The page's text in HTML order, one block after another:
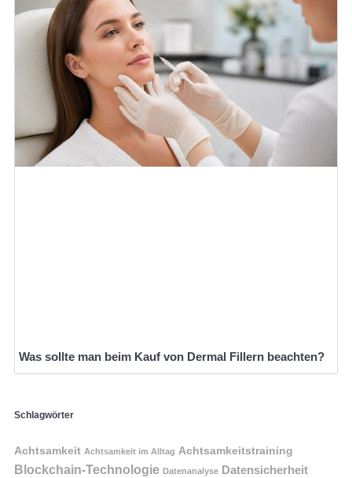
Was sollte man beim Kauf von Dermal Fillern beachten?
Schlagwörter
Achtsamkeit Achtsamkeit im Alltag Achtsamkeitstraining
Blockchain-Technologie Datenanalyse Datensicherheit